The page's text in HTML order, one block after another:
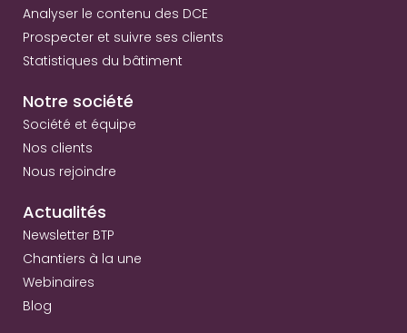
Analyser le contenu des DCE
Prospecter et suivre ses clients
Statistiques du bâtiment
Notre société
Société et équipe
Nos clients
Nous rejoindre
Actualités
Newsletter BTP
Chantiers à la une
Webinaires
Blog